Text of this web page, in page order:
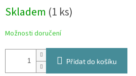
cena:
Skladem (1 ks)
Možnosti doručení
Přidat do košíku